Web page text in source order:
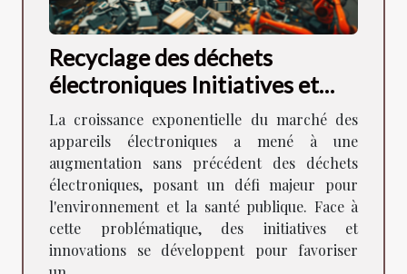
Recyclage des déchets
électroniques Initiatives et
innovations pour un avenir
durable
La croissance exponentielle du marché des
appareils électroniques a mené à une
augmentation sans précédent des déchets
électroniques, posant un défi majeur pour
l'environnement et la santé publique. Face à
cette problématique, des initiatives et
innovations se développent pour favoriser